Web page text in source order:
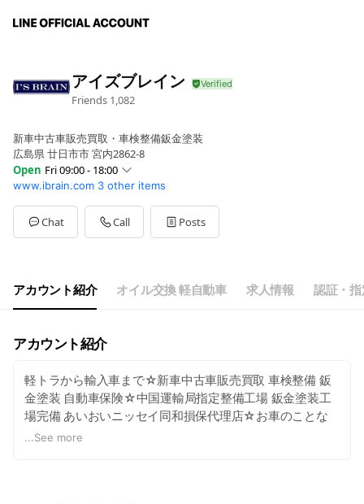
アイズブレイン
Friends 1,082
新車中古車販売買取・車検整備鈑金塗装
広島県 廿日市市 宮内2862-8
Open Fri 09:00 - 18:00
SunClosed
Mon09:00 - 18:00
Tue09:00 - 18:00
Wed09:00 - 18:00
09:00 - 18:00
日曜祝日はお休みいただいております
www.ibrain.com 3 other items
Chat Call Posts
アカウント紹介 オイル交換 軽自動車 求人情報 認証・指
アカウント紹介
軽トラから輸入車まで☆新車中古車販売買取 車検整備 鈑
金塗装 自動車保険☆中国運輸局指定整備工場 鈑金塗装工
場完備 あいおいニッセイ同和損保代理店☆お車のことな
らお気軽にお問い合わせ下さい
...See more